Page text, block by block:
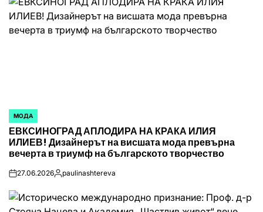
POSTED
IN
МОДА
ЕВКСИНОГРАД АПЛОДИРА НА КРАКА ИЛИЯ
ИЛИЕВ! Дизайнерът на висшата мода превърна
вечерта в триумф на българското творчество
on27.06.2026Posted
paulinashtereva